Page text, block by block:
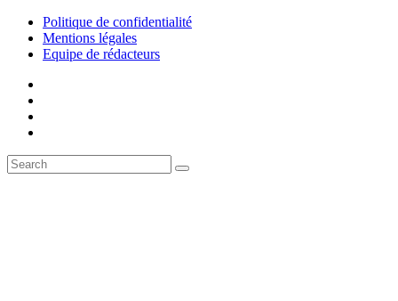
Politique de confidentialité
Mentions légales
Equipe de rédacteurs